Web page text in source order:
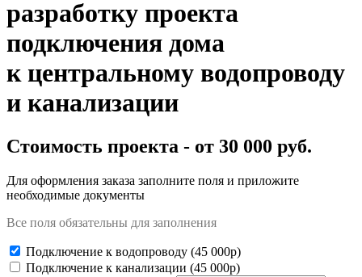
разработку проекта
подключения дома
к центральному водопроводу
и канализации
Стоимость проекта - от 30 000 руб.
Для оформления заказа заполните поля и приложите
необходимые документы
Все поля обязательны для заполнения
Подключение к водопроводу (45 000р)
Подключение к канализации (45 000р)